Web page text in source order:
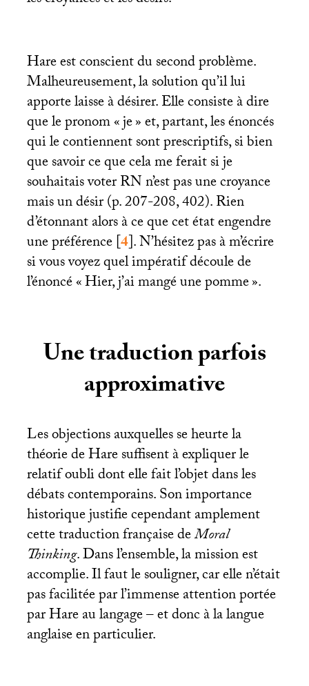
Hare est conscient du second problème.
Malheureusement, la solution qu’il lui
apporte laisse à désirer. Elle consiste à dire
que le pronom «je» et, partant, les énoncés
qui le contiennent sont prescriptifs, si bien
que savoir ce que cela me ferait si je
souhaitais voterRNn’est pas une croyance
mais un désir (p. 207-208, 402). Rien
d’étonnant alors à ce que cet état engendre
une préférence[4]. N’hésitez pas à m’écrire
si vous voyez quel impératif découle de
l’énoncé «Hier, j’ai mangé une pomme».
Une traduction parfois
approximative
Les objections auxquelles se heurte la
théorie de Hare suffisent à expliquer le
relatif oubli dont elle fait l’objet dans les
débats contemporains. Son importance
historique justifie cependant amplement
cette traduction française deMoral
Thinking. Dans l’ensemble, la mission est
accomplie. Il faut le souligner, car elle n’était
pas facilitée par l’immense attention portée
par Hare au langage – et donc à la langue
anglaise en particulier.